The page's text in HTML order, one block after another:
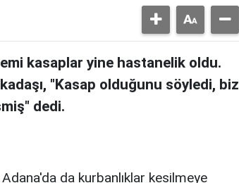
kasaplar yine hastanelik oldu.
"Kasap olduğunu söyledi, biz
dedi.
da kurbanlıklar kesilmeye